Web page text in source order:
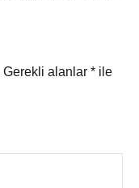
Gerekli alanlar * ile